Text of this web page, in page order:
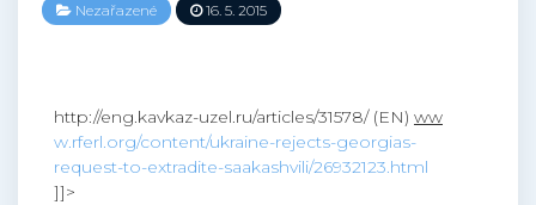
Nezařazené 16. 5. 2015
http://eng.kavkaz-uzel.ru/articles/31578/ (EN) ww
w.rferl.org/content/ukraine-rejects-georgias-
request-to-extradite-saakashvili/26932123.html
]]>